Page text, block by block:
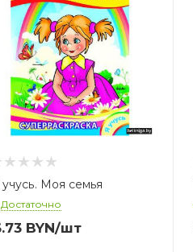
Моя семья
Достаточно
BYN/шт